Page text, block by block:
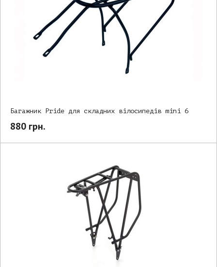
Багажник Pride для складних вілосипедів mini 6
880 грн.